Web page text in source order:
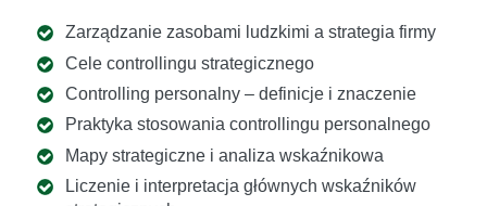
Zarządzanie zasobami ludzkimi a strategia firmy
Cele controllingu strategicznego
Controlling personalny – definicje i znaczenie
Praktyka stosowania controllingu personalnego
Mapy strategiczne i analiza wskaźnikowa
Liczenie i interpretacja głównych wskaźników